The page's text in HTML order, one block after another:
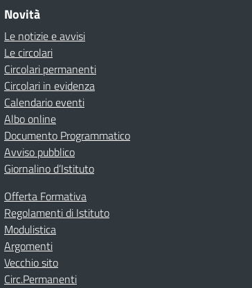
Novità
Le notizie e avvisi
Le circolari
Circolari permanenti
Circolari in evidenza
Calendario eventi
Albo online
Documento Programmatico
Avviso pubblico
Giornalino d’Istituto
Offerta Formativa
Regolamenti di Istituto
Modulistica
Argomenti
Vecchio sito
Circ.Permanenti